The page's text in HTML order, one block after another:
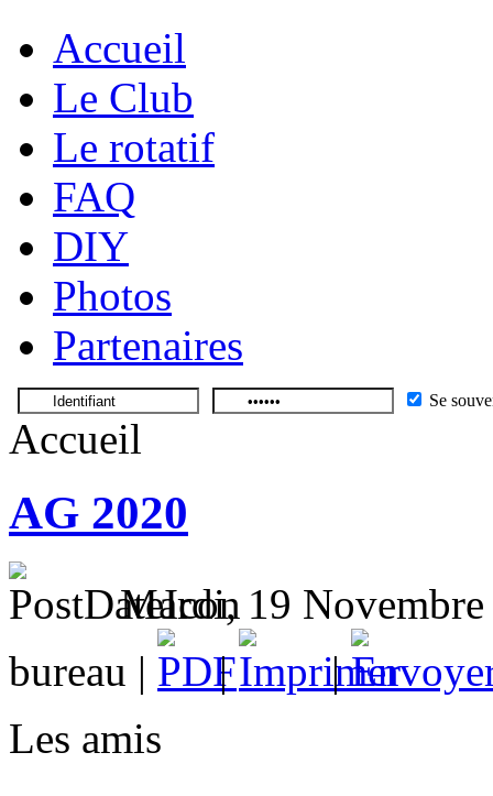
Accueil
Le Club
Le rotatif
FAQ
DIY
Photos
Partenaires
Se
Accueil
AG 2020
Mardi, 19
bureau |
|
|
Les amis